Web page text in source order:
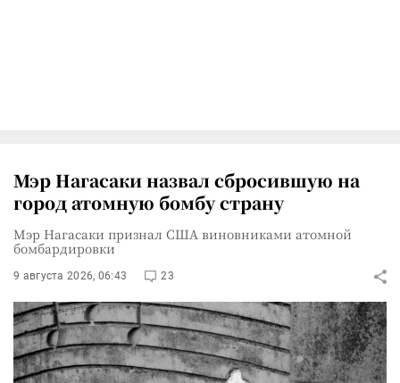
Мэр Нагасаки назвал сбросившую на
город атомную бомбу страну
Мэр Нагасаки признал США виновниками атомной
бомбардировки
9 августа 2026, 06:43 23